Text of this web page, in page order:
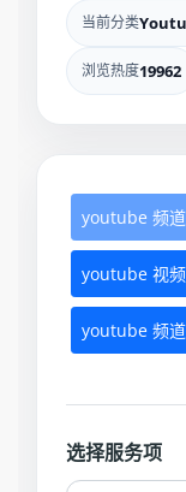
当前分类
浏览热度19962
youtube 频
youtube 视
youtube 频
选择服务项